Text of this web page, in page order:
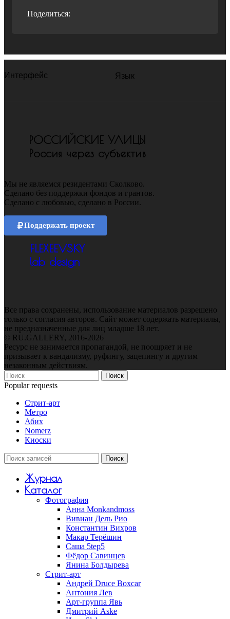
Поделиться:
Интерфейс Язык
РОССИЙСКИЕ УЛИЦЫ
Россия через субъектив
Мы не являемся резидентами Сколково.
Сделано без поддержки фондов и грантов.
Сделано с любовью, сделано в России.
Поддержать проект
FLEXEEVSKY
lab design
Все права сохранены, использование материалов разрешено
только с согласия авторов. Сайт может содержать материалы,
не предназначенные для лиц младше 18 лет.
© RU.GALLERY, 2016-2026
Ресурс не занимается пропагандой, не поощряет и не
призывает к вандализму, руфингу, зацепингу и другим
незаконным действиям.
Поиск
Popular requests
Стрит-арт
Метро
Абих
Nomerz
Киоски
Поиск
Журнал
Каталог
Фотография
Анна Monkandmoss
Вивиан Дель Рио
Константин Вихров
Макар Терёшин
Саша 5tep5
Фёдор Савинцев
Янина Болдырева
Стрит-арт
Андрей Druce Boxcar
Антония Лев
Арт-группа Явь
Дмитрий Aske